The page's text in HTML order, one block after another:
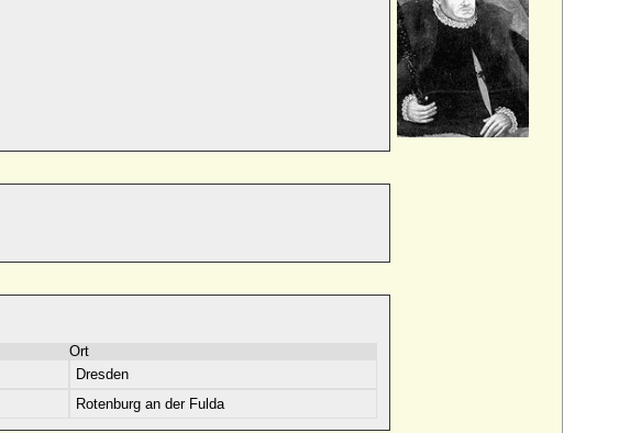
Ort
Dresden
Rotenburg an der Fulda